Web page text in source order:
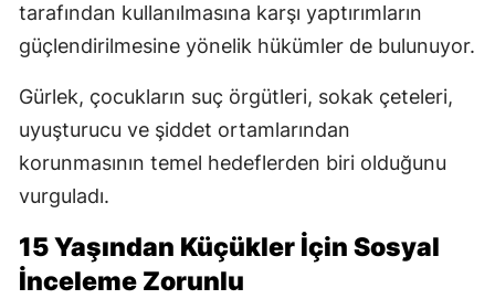
tarafından kullanılmasına karşı yaptırımların
güçlendirilmesine yönelik hükümler de bulunuyor.
Gürlek, çocukların suç örgütleri, sokak çeteleri,
uyuşturucu ve şiddet ortamlarından
korunmasının temel hedeflerden biri olduğunu
vurguladı.
15 Yaşından Küçükler İçin Sosyal
İnceleme Zorunlu